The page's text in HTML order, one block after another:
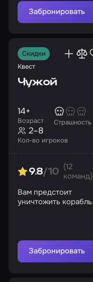
Забронировать
Скидки
Квест
Чужой
Возраст
14+
Страшность
Кол-во игроков
2–8
9.8/10
(12
команд)
Вам предстоит
уничтожить корабль
Забронировать